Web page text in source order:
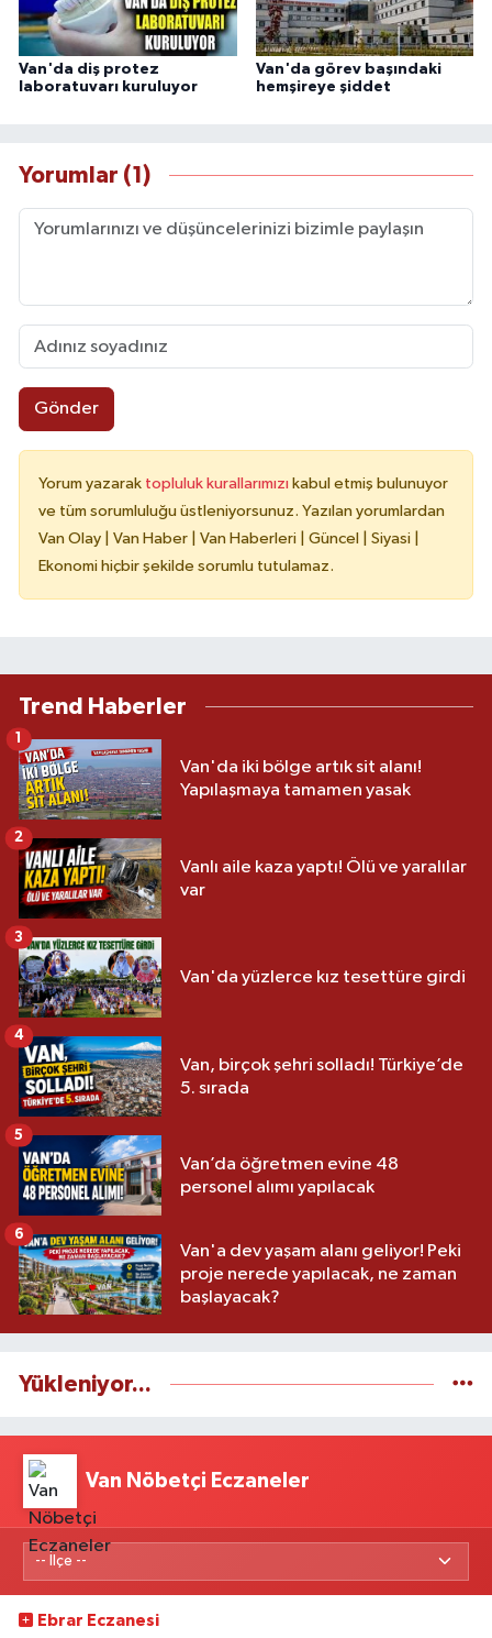
Van'da diş protez
laboratuvarı kuruluyor
Van'da görev başındaki
hemşireye şiddet
Yorumlar (1)
Gönder
Yorum yazarak topluluk kurallarımızı kabul etmiş bulunuyor
ve tüm sorumluluğu üstleniyorsunuz. Yazılan yorumlardan
Van Olay | Van Haber | Van Haberleri | Güncel | Siyasi |
Ekonomi hiçbir şekilde sorumlu tutulamaz.
Trend Haberler
Van'da iki bölge artık sit alanı!
Yapılaşmaya tamamen yasak
1
Vanlı aile kaza yaptı! Ölü ve yaralılar
var
2
Van'da yüzlerce kız tesettüre girdi
3
Van, birçok şehri solladı! Türkiye’de
5. sırada
4
Van’da öğretmen evine 48
personel alımı yapılacak
5
Van'a dev yaşam alanı geliyor! Peki
proje nerede yapılacak, ne zaman
başlayacak?
6
Yükleniyor...
Van Nöbetçi Eczaneler
Ebrar Eczanesi